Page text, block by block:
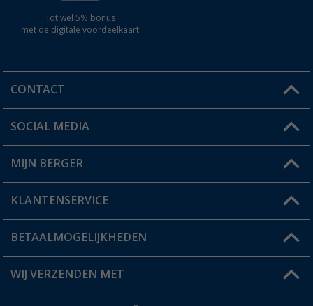
Tot wel 5% bonus
met de digitale voordeelkaart
CONTACT
Een vraag?
Winkel vinden
SOCIAL MEDIA
MIJN BERGER
Mijn account
Status bestelling
Verlanglijstje
KLANTENSERVICE
FAQ & Contact
Verzendinformatie
BETAALMOGELIJKHEDEN
WIJ VERZENDEN MET